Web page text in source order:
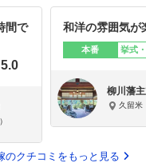
間で
5.0
和洋の雰囲気が
本番 挙式
柳川藩
久留米
のクチコミをもっと見る